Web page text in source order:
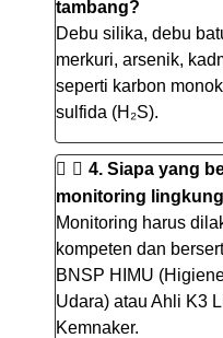
tambang?
Debu silika, debu
merkuri, arsenik,
seperti karbon
sulfida (H₂S).
4. Siapa yang
monitoring
Monitoring harus
kompeten dan
BNSP HIMU
Udara) atau Ahli K3
Kemnaker.